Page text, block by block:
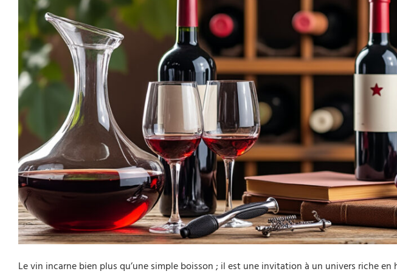
Le vin incarne bien plus qu’une simple boisson ; il est une invitation à un univers riche en